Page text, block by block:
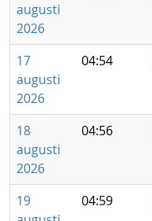
augusti
2026
17
augusti
2026
04:54
18
augusti
2026
04:56
19
04:59